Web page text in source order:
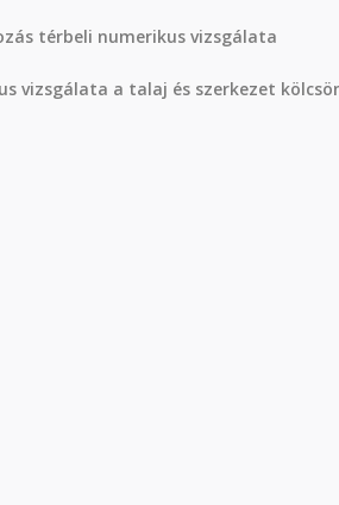
térbeli numerikus vizsgálata
vizsgálata a talaj és szerkezet